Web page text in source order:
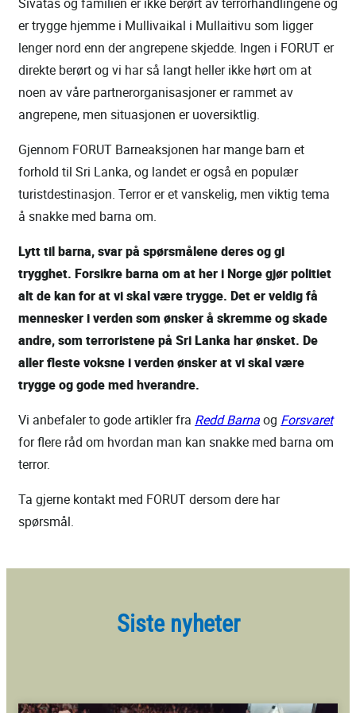
er trygge hjemme i Mullivaikal i Mullaitivu som ligger
lenger nord enn der angrepene skjedde. Ingen i FORUT er
direkte berørt og vi har så langt heller ikke hørt om at
noen av våre partnerorganisasjoner er rammet av
angrepene, men situasjonen er uoversiktlig.
Gjennom FORUT Barneaksjonen har mange barn et
forhold til Sri Lanka, og landet er også en populær
turistdestinasjon. Terror er et vanskelig, men viktig tema
å snakke med barna om.
Lytt til barna, svar på spørsmålene deres og gi
trygghet. Forsikre barna om at her i Norge gjør politiet
alt de kan for at vi skal være trygge. Det er veldig få
mennesker i verden som ønsker å skremme og skade
andre, som terroristene på Sri Lanka har ønsket. De
aller fleste voksne i verden ønsker at vi skal være
trygge og gode med hverandre.
Vi anbefaler to gode artikler fra Redd Barnaog Forsvaret
for flere råd om hvordan man kan snakke med barna om
terror.
Ta gjerne kontakt med FORUT dersom dere har
spørsmål.
Siste nyheter